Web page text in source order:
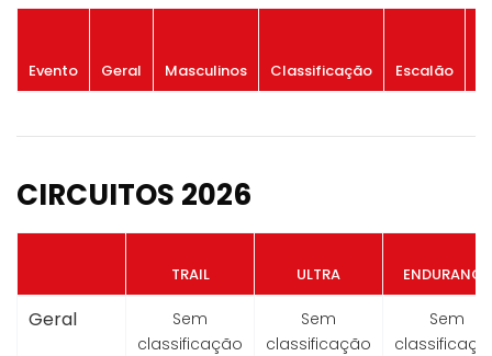
Evento Geral Masculinos Classificação Escalão
CIRCUITOS 2026
TRAIL ULTRA ENDURANCE
Geral
Sem
classificação
Sem
classificação
Sem